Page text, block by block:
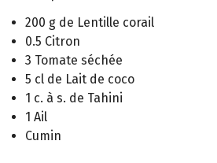
200 g de Lentille corail
0.5 Citron
3 Tomate séchée
5 cl de Lait de coco
1 c. à s. de Tahini
1 Ail
Cumin